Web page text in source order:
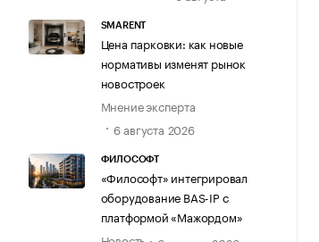
SMARENT
Цена парковки: как новые
нормативы изменят рынок
новостроек
Мнение эксперта
6 августа 2026
ФИЛОСОФТ
«Философт» интегрировал
оборудование BAS-IP с
платформой «Мажордом»